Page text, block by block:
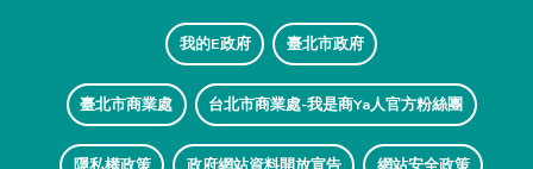
我的E政府 臺北市政府
臺北市商業處 台北市商業處-我是商Ya人官方粉絲團